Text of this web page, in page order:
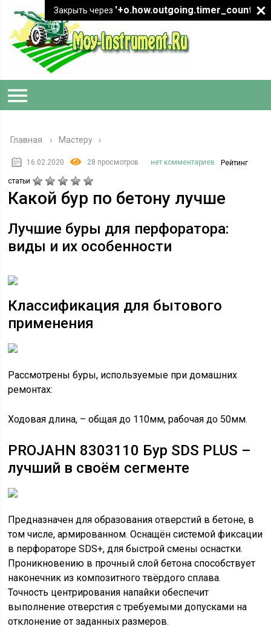
Главная › Мастеру
16.02.2020 28 просмотров нет комментариев Рейтинг
статьи
Какой бур по бетону лучше
Лучшие буры для перфоратора:
виды и их особенности
Классификация для бытового
применения
Рассмотрены буры, используемые при домашних
ремонтах:
Ходовая длина, – общая до 110мм, рабочая до 50мм.
PROJAHN 8303110 Бур SDS PLUS –
лучший в своём сегменте
Предназначен для образования отверстий в бетоне, в
том числе, армированном. Оснащён системой фиксации
в перфораторе SDS+, для быстрой смены оснастки.
Проникновению в прочный слой бетона способствует
наконечник из композитного твёрдого сплава.
Точность центрирования напайки обеспечит
выполнение отверстия с требуемыми допусками на
отклонение от заданных размеров.
Закрыть через '+o.how.outgoing.timer_count+"